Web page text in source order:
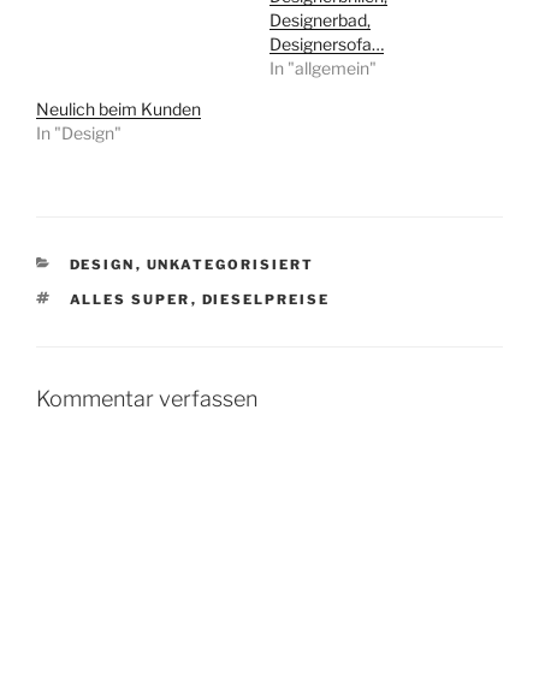
Designerbad,
Designersofa…
In "allgemein"
Neulich beim Kunden
In "Design"
KATEGORIEN
DESIGN , UNKATEGORISIERT
SCHLAGWÖRTER
ALLES SUPER , DIESELPREISE
Kommentar verfassen